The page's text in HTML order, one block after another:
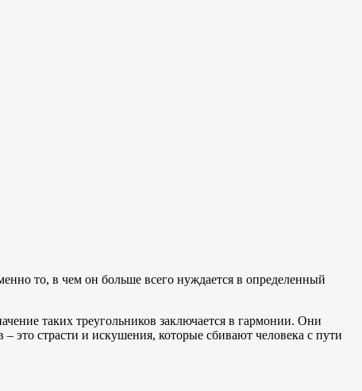
то, в чем он больше всего нуждается в определенный
таких треугольников заключается в гармонии. Они
это страсти и искушения, которые сбивают человека с пути